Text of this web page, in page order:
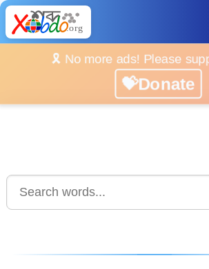
🎗️ No more ads! Please
💝Donate